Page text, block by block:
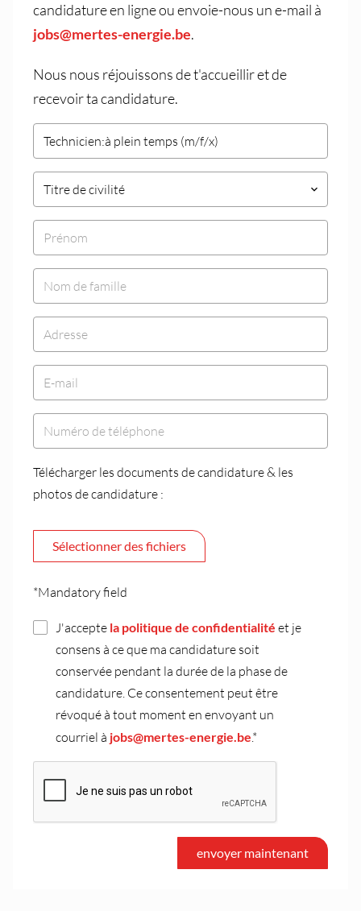
candidature en ligne ou envoie-nous un e-mail à
jobs@mertes-energie.be.
Nous nous réjouissons de t'accueillir et de
recevoir ta candidature.
Titre de civilité keyboard_arrow_down
Télécharger les documents de candidature & les
photos de candidature :
Sélectionner des fichiers
*Mandatory field
J'accepte la politique de confidentialité et je
consens à ce que ma candidature soit
conservée pendant la durée de la phase de
candidature. Ce consentement peut être
révoqué à tout moment en envoyant un
courriel à jobs@mertes-energie.be.*
envoyer maintenant